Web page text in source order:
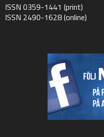
ISSN 0359-1441 (print)
ISSN 2490-1628 (online)